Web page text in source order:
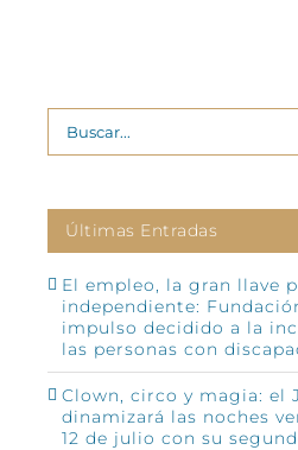
Buscar:
Últimas Entradas
El empleo, la gran llave
independiente:
impulso decidido a la
las personas con
Clown, circo y magia: el
dinamizará las noches
12 de julio con su